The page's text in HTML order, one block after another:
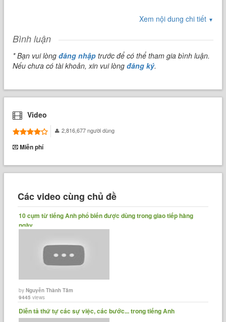
Xem nội dung chi tiết ▼
Bình luận
* Bạn vui lòngđăng nhập trước để có thể tham gia bình luận.
Nếu chưa có tài khoản, xin vui lòngđăng ký.
Video
2,816,677 người dùng
Miễn phí
Các video cùng chủ đề
10 cụm từ tiếng Anh phổ biến được dùng trong giao tiếp hàng
ngày
byNguyễn Thành Tâm
9445 views
Diễn tả thứ tự các sự việc, các bước... trong tiếng Anh